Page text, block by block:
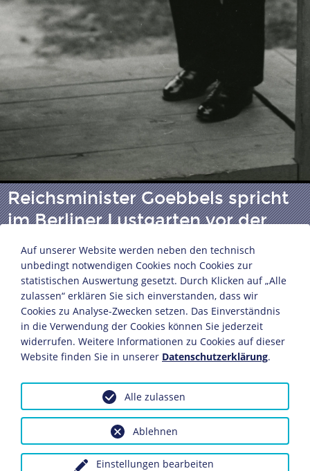
Reichsminister Goebbels spricht
im Berliner Lustgarten vor der
SA-Brigade 28
Associated Press
Berlin, 25. August 1934
Fotografie
24,4 x 18 cm
Bildnachweis: Deutsches Historisches Museum,
Berlin
Dieses Objekt ist eingebunden in folgende LeMO-Seite:
Biografie Joseph Goebbels
Auf unserer Website werden neben den technisch
unbedingt notwendigen Cookies noch Cookies zur
statistischen Auswertung gesetzt. Durch Klicken auf „Alle
zulassen“ erklären Sie sich einverstanden, dass wir
Cookies zu Analyse-Zwecken setzen. Das Einverständnis
in die Verwendung der Cookies können Sie jederzeit
widerrufen. Weitere Informationen zu Cookies auf dieser
Website finden Sie in unserer Datenschutzerklärung.
Einstellungen bearbeiten
Ablehnen
Alle zulassen